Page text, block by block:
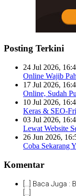
Posting Terkini
24 Jul 2026,
Online Wajib
17 Jul 2026,
Online, Sudah
10 Jul 2026,
Keras & SEO-
03 Jul 2026,
Lewat Website
26 Jun 2026,
Coba Sekarang
Komentar
[…] Baca Juga :